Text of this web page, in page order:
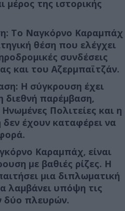
μέρος της ιστορικής
Το Ναγκόρνο Καραμπάχ
θέση που ελέγχει
συνδέσεις
και του Αζερμπαϊτζάν.
Η σύγκρουση έχει
διεθνή παρέμβαση,
Πολιτείες και η
έχουν καταφέρει να
Καραμπάχ, είναι
με βαθιές ρίζες. Η
μια διπλωματική
λαμβάνει υπόψη τις
δύο πλευρών.